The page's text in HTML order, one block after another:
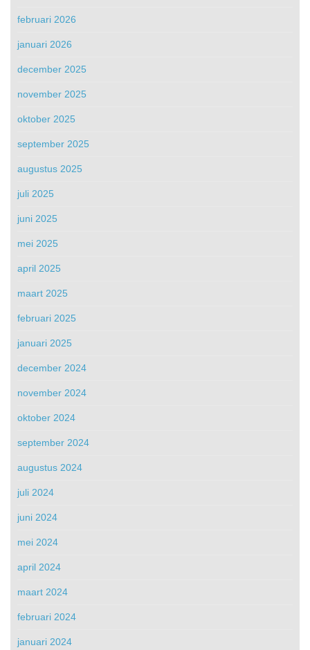
februari 2026
januari 2026
december 2025
november 2025
oktober 2025
september 2025
augustus 2025
juli 2025
juni 2025
mei 2025
april 2025
maart 2025
februari 2025
januari 2025
december 2024
november 2024
oktober 2024
september 2024
augustus 2024
juli 2024
juni 2024
mei 2024
april 2024
maart 2024
februari 2024
januari 2024